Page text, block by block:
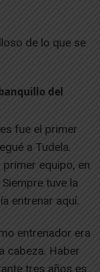
de lo que se
del
fue el primer
a Tudela.
equipo, en
tuve la
entrenar aquí.
entrenador era
cabeza. Haber
tres años es